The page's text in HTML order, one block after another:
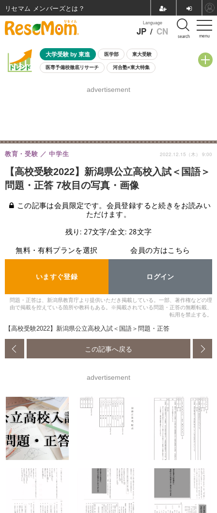
menu
Language
JP / CN search
大学受験 by 東進 医学部 東大受験
医専予備校徹底リサーチ 河合塾×東大特集
8月開催学校説明会・相談会
advertisement
【高校受験2022】新潟県公立高校入試＜国語＞
問題・正答 7枚目の写真・画像
教育・受験 中学生 2022.12.15（木） 9:00
この記事は会員限定です。会員登録すると続きをお読みい
ただけます。
残り: 27文字/全文: 28文字
無料・有料プランを選択
いますぐ登録
会員の方はこちら
ログイン
問題・正答は、新潟県教育庁より提供いただき掲載している。一部、著作権などの理
由で掲載を控えている箇所や教科もある。※掲載されている問題・正答の無断転載、
転用を禁止する。
【高校受験2022】新潟県公立高校入試＜国語＞問題・正答
この記事へ戻る
advertisement
リセマム メンバーズ